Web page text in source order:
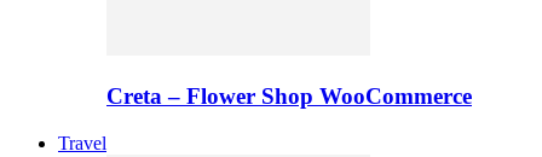
Creta – Flower Shop WooCommerce
Travel